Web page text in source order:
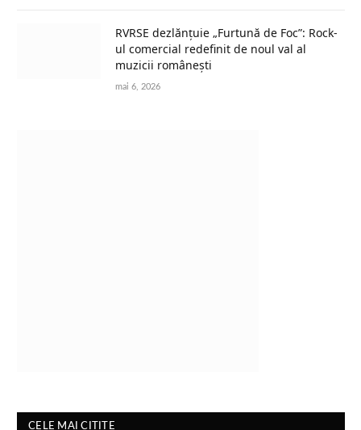
RVRSE dezlănțuie „Furtună de Foc”: Rock-
ul comercial redefinit de noul val al
muzicii românești
mai 6, 2026
CELE MAI CITITE